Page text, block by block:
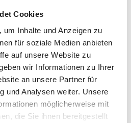
Cookies
Inhalte und Anzeigen zu
für soziale Medien anbieten
auf unsere Website zu
wir Informationen zu Ihrer
an unsere Partner für
und Analysen weiter. Unsere
möglicherweise mit
die Sie ihnen bereitgestellt
in einem
Aufgaben mit viel